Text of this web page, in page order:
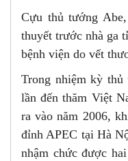
Cựu thủ tướng
thuyết trước nhà ga
bệnh viện do vết
Trong nhiệm kỳ thủ
lần đến thăm Việt
ra vào năm 2006,
đỉnh APEC tại Hà
nhậm chức được